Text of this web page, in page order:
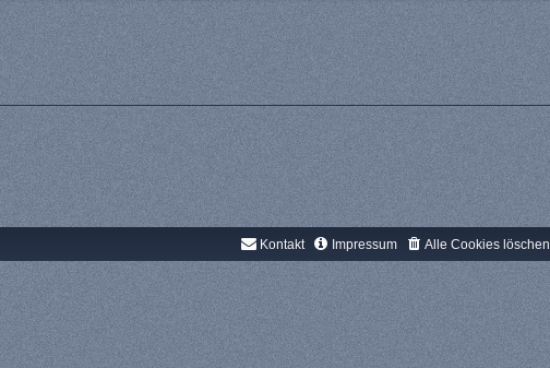
Alle Cookies löschen
Impressum
Kontakt